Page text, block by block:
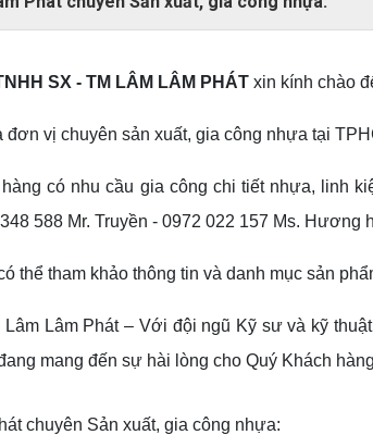
SX - TM LÂM LÂM PHÁT xin kính chào
đơn vị chuyên sản xuất, gia công nhựa tại
có nhu cầu gia công chi tiết nhựa, linh
588 Mr. Truyền - 0972 022 157 Ms.
thể tham khảo thông tin và danh mục sản
Lâm Lâm Phát – Với đội ngũ Kỹ sư và kỹ
mang đến sự hài lòng cho Quý Khách
chuyên Sản xuất, gia công nhựa: